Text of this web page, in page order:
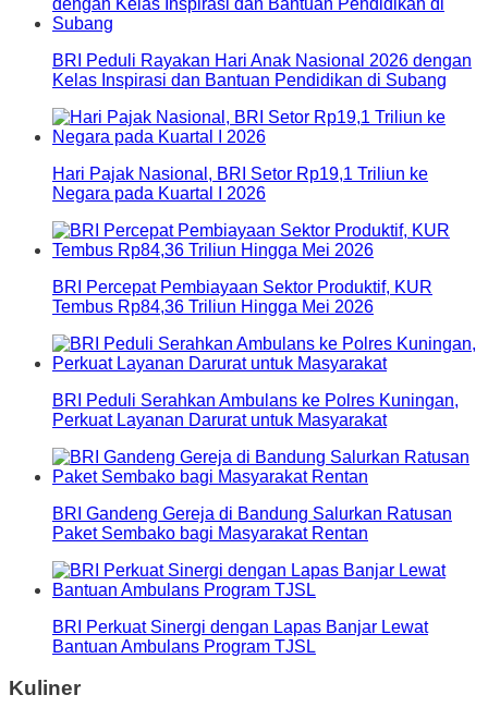
BRI Peduli Rayakan Hari Anak Nasional 2026 dengan
Kelas Inspirasi dan Bantuan Pendidikan di Subang
Hari Pajak Nasional, BRI Setor Rp19,1 Triliun ke
Negara pada Kuartal I 2026
BRI Percepat Pembiayaan Sektor Produktif, KUR
Tembus Rp84,36 Triliun Hingga Mei 2026
BRI Peduli Serahkan Ambulans ke Polres Kuningan,
Perkuat Layanan Darurat untuk Masyarakat
BRI Gandeng Gereja di Bandung Salurkan Ratusan
Paket Sembako bagi Masyarakat Rentan
BRI Perkuat Sinergi dengan Lapas Banjar Lewat
Bantuan Ambulans Program TJSL
Kuliner